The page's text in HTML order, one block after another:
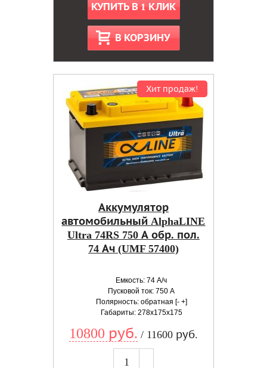
КУПИТЬ В 1 КЛИК
В КОРЗИНУ
Хит продаж!
Аккумулятор
автомобильный AlphaLINE
Ultra 74RS 750 А обр. пол.
74 Ач (UMF 57400)
Емкость: 74 А/ч
Пусковой ток: 750 А
Полярность: обратная [- +]
Габариты: 278x175x175
10800 руб. / 11600 руб.